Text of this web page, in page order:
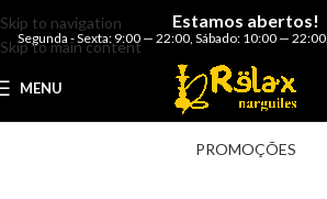
Skip to navigation
Skip to main content
Estamos abertos!
Segunda - Sexta: 9:00 — 22:00 Sábado: 10:00 — 22:00
MENU
PROMOÇÕES